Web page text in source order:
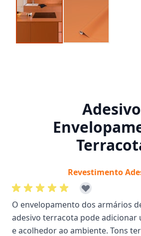
Adesivo
Revestimento
O envelopamento dos armários
adesivo terracota pode
e acolhedor ao ambiente. Tons